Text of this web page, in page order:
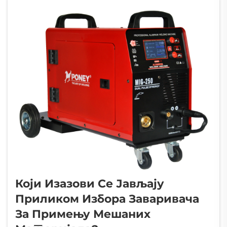
Који Изазови Се Јављају
Приликом Избора Заваривача
За Примењу Мешаних